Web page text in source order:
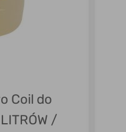
Coil do
/